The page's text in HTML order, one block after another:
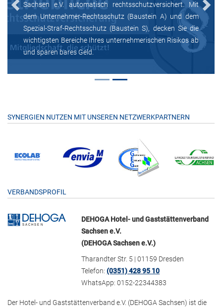
Sachsen e.V. automatisch rechtsschutzversichert. Mit
dem Unternehmer-Rechtsschutz (Baustein A) und dem
Spezial-Straf-Rechtsschutz (Baustein S), decken Sie die
wichtigsten Bereiche Ihres unternehmerischen Risikos ab
und sparen bares Geld.
Previous Next
SYNERGIEN NUTZEN MIT UNSEREN NETZWERKPARTNERN
VERBANDSPROFIL
DEHOGA Hotel- und Gaststättenverband
Sachsen e.V.
(DEHOGA Sachsen e.V.)
Tharandter Str. 5 | 01159 Dresden
Telefon:(0351) 428 95 10
WhatsApp: 0152-22344383
Der Hotel- und Gaststättenverband e.V. (DEHOGA Sachsen) ist die